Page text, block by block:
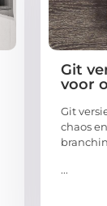
Git
voor
Git
chaos
...